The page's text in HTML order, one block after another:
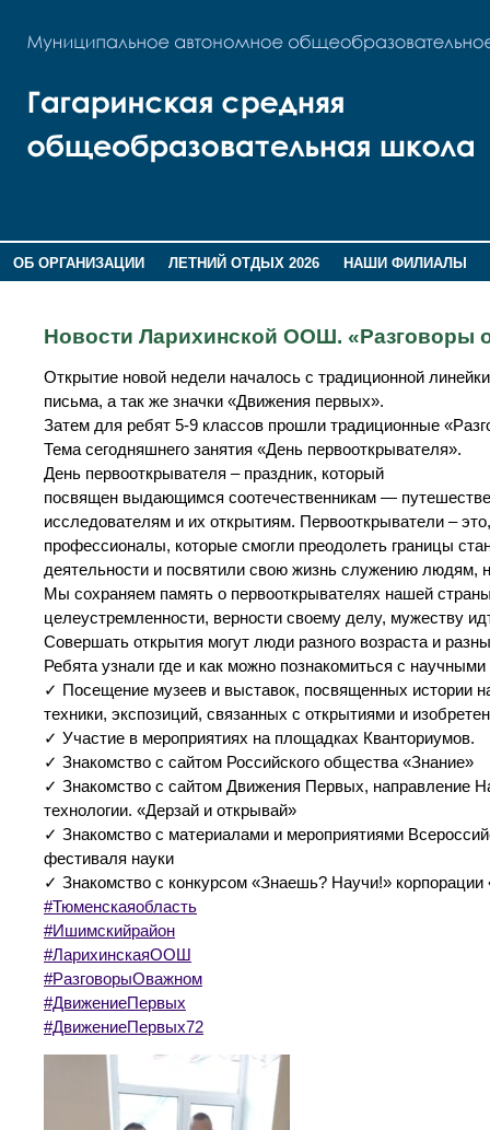
ОБ ОРГАНИЗАЦИИ ЛЕТНИЙ ОТДЫХ 2026
НАШИ ФИЛИАЛЫ
Новости Ларихинской ООШ. «Разговоры
Открытие новой недели началось с традиционной
письма, а так же значки «Движения первых».
Затем для ребят 5-9 классов прошли традиционные
Тема сегодняшнего занятия «День первооткрывателя».
День первооткрывателя – праздник, который
посвящен выдающимся соотечественникам —
исследователям и их открытиям. Первооткрыватели –
профессионалы, которые смогли преодолеть границы
деятельности и посвятили свою жизнь служению людям,
Мы сохраняем память о первооткрывателях нашей
целеустремленности, верности своему делу, мужеству
Совершать открытия могут люди разного возраста и
Ребята узнали где и как можно познакомиться с
✓ Посещение музеев и выставок, посвященных истории
техники, экспозиций, связанных с открытиями и
✓ Участие в мероприятиях на площадках Кванториумов.
✓ Знакомство с сайтом Российского общества «Знание»
✓ Знакомство с сайтом Движения Первых, направление
технологии. «Дерзай и открывай»
✓ Знакомство с материалами и мероприятиями
фестиваля науки
✓ Знакомство с конкурсом «Знаешь? Научи!» корпорации
#Тюменскаяобласть
#Ишимскийрайон
#ЛарихинскаяООШ
#РазговорыОважном
#ДвижениеПервых
#ДвижениеПервых72